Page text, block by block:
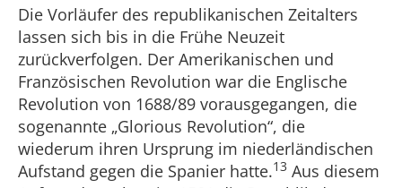
Die Vorläufer des republikanischen Zeitalters
lassen sich bis in die Frühe Neuzeit
zurückverfolgen. Der Amerikanischen und
Französischen Revolution war die Englische
Revolution von 1688/89 vorausgegangen, die
sogenannte „Glorious Revolution“, die
wiederum ihren Ursprung im niederländischen
Aufstand gegen die Spanier hatte.13 Aus diesem